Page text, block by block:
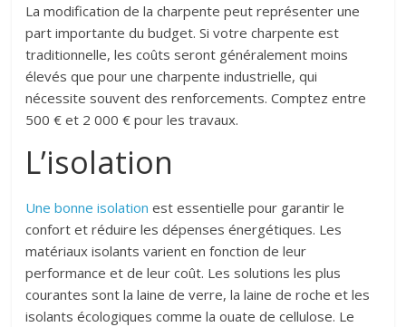
La modification de la charpente peut représenter une
part importante du budget. Si votre charpente est
traditionnelle, les coûts seront généralement moins
élevés que pour une charpente industrielle, qui
nécessite souvent des renforcements. Comptez entre
500 € et 2 000 € pour les travaux.
L’isolation
Une bonne isolation est essentielle pour garantir le
confort et réduire les dépenses énergétiques. Les
matériaux isolants varient en fonction de leur
performance et de leur coût. Les solutions les plus
courantes sont la laine de verre, la laine de roche et les
isolants écologiques comme la ouate de cellulose. Le